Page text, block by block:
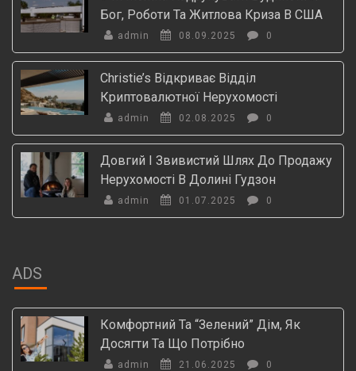
Бог, Роботи Та Житлова Криза В США
admin 08.09.2025 0
Christie’s Відкриває Відділ
Криптовалютної Нерухомості
admin 02.08.2025 0
Довгий І Звивистий Шлях До Продажу
Нерухомості В Долині Гудзон
admin 01.07.2025 0
ADS
Комфортний Та “зелений” Дім, Як
Досягти Та Що Потрібно
admin 21.06.2025 0